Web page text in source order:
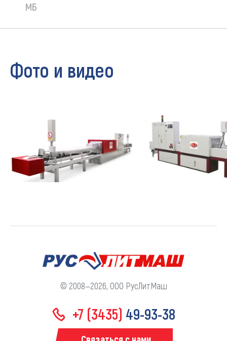
МБ
Фото и видео
© 2008—2026, ООО РусЛитМаш
+7 (3435) 49-93-38